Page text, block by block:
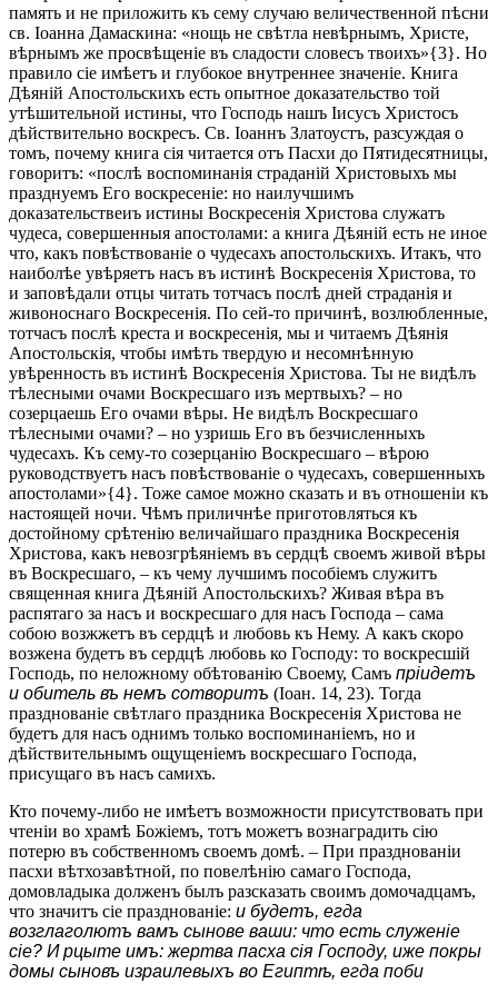
память и не приложить къ сему случаю величественной пѣсни
св. Іоанна Дамаскина: «нощь не свѣтла невѣрнымъ, Христе,
вѣрнымъ же просвѣщеніе въ сладости словесъ твоихъ»{3}. Но
правило сіе имѣетъ и глубокое внутреннее значеніе. Книга
Дѣяній Апостольскихъ есть опытное доказательство той
утѣшительной истины, что Господь нашъ Іисусъ Христосъ
дѣйствительно воскресъ. Св. Іоаннъ Златоустъ, разсуждая о
томъ, почему книга сія читается отъ Пасхи до Пятидесятницы,
говоритъ: «послѣ воспоминанія страданій Христовыхъ мы
празднуемъ Его воскресеніе: но наилучшимъ
доказательствеиъ истины Воскресенія Христова служатъ
чудеса, совершенныя апостолами: а книга Дѣяній есть не иное
что, какъ повѣствованіе о чудесахъ апостольскихъ. Итакъ, что
наиболѣе увѣряетъ насъ въ истинѣ Воскресенія Христова, то
и заповѣдали отцы читать тотчасъ послѣ дней страданія и
живоноснаго Воскресенія. По сей-то причинѣ, возлюбленные,
тотчасъ послѣ креста и воскресенія, мы и читаемъ Дѣянія
Апостольскія, чтобы имѣть твердую и несомнѣнную
увѣренность въ истинѣ Воскресенія Христова. Ты не видѣлъ
тѣлесными очами Воскресшаго изъ мертвыхъ? – но
созерцаешь Его очами вѣры. Не видѣлъ Воскресшаго
тѣлесными очами? – но узришь Его въ безчисленныхъ
чудесахъ. Къ сему-то созерцанію Воскресшаго – вѣрою
руководствуетъ насъ повѣствованіе о чудесахъ, совершенныхъ
апостолами»{4}. Тоже самое можно сказать и въ отношеніи къ
настоящей ночи. Чѣмъ приличнѣе приготовляться къ
достойному срѣтенію величайшаго праздника Воскресенія
Христова, какъ невозгрѣяніемъ въ сердцѣ своемъ живой вѣры
въ Воскресшаго, – къ чему лучшимъ пособіемъ служитъ
священная книга Дѣяній Апостольскихъ? Живая вѣра въ
распятаго за насъ и воскресшаго для насъ Господа – сама
собою возжжетъ въ сердцѣ и любовь къ Нему. А какъ скоро
возжена будетъ въ сердцѣ любовь ко Господу: то воскресшій
Господь, по неложному обѣтованію Своему, Самъ пріидетъ
и обитель въ немъ сотворитъ (Іоан. 14, 23). Тогда
празднованіе свѣтлаго праздника Воскресенія Христова не
будетъ для насъ однимъ только воспоминаніемъ, но и
дѣйствительнымъ ощущеніемъ воскресшаго Господа,
присущаго въ насъ самихъ.
Кто почему-либо не имѣетъ возможности присутствовать при
чтеніи во храмѣ Божіемъ, тотъ можетъ вознаградить сію
потерю въ собственномъ своемъ домѣ. – При празднованіи
пасхи вѣтхозавѣтной, по повелѣнію самаго Господа,
домовладыка долженъ былъ разсказать своимъ домочадцамъ,
что значитъ сіе празднованіе: и будетъ, егда
возглаголютъ вамъ сынове ваши: что есть служеніе
сіе? И рцыте имъ: жертва пасха сія Господу, иже покры
домы сыновъ израилевыхъ во Египтѣ, егда поби